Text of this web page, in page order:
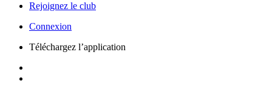
Rejoignez le club
Connexion
Téléchargez l’application